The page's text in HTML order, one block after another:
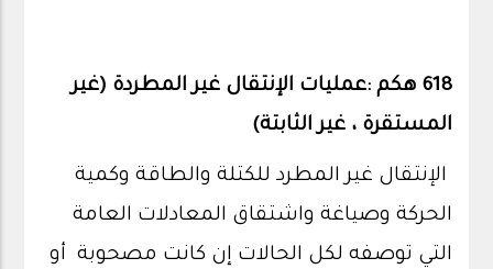
618 هكم :عمليات الإنتقال غير المطردة (غير
المستقرة ، غير الثابتة)
الإنتقال غير المطرد للكتلة والطاقة وكمية
الحركة وصياغة واشتقاق المعادلات العامة
التي توصفه لكل الحالات إن كانت مصحوبة أو